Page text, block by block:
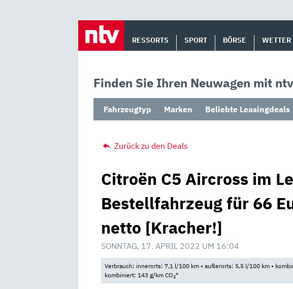
RESSORTS SPORT BÖRSE WETTER
Finden Sie Ihren Neuwagen mit
Fahrzeugtyp Marken Beliebte Leasingdeals
Zurück zu den Deals
Citroën C5 Aircross im
Bestellfahrzeug für 66
netto [Kracher!]
SONNTAG, 17. APRIL 2022 UM 16:04
Verbrauch: innerorts: 7,1 l/100 km • außerorts: 5,5 l/100 km •
kombiniert: 143 g/km CO2*